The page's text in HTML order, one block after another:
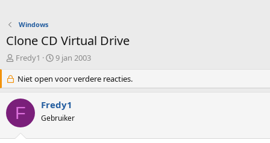
Windows
Clone CD Virtual Drive
O
d
e
r
w
e
Fredy1
S
a
r
d
a
9 jan 2003
Niet open voor verdere reacties.
F Fredy1
Gebruiker